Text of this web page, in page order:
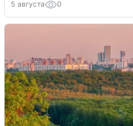
5 августа 0